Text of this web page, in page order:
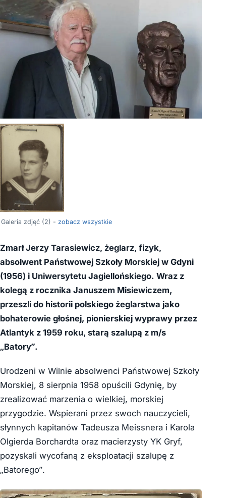
Galeria zdjęć (2) - zobacz wszystkie
Zmarł Jerzy Tarasiewicz, żeglarz, fizyk,
absolwent Państwowej Szkoły Morskiej w Gdyni
(1956) i Uniwersytetu Jagiellońskiego. Wraz z
kolegą z rocznika Januszem Misiewiczem,
przeszli do historii polskiego żeglarstwa jako
bohaterowie głośnej, pionierskiej wyprawy przez
Atlantyk z 1959 roku, starą szalupą z m/s
„Batory”.
Urodzeni w Wilnie absolwenci Państwowej Szkoły
Morskiej, 8 sierpnia 1958 opuścili Gdynię, by
zrealizować marzenia o wielkiej, morskiej
przygodzie. Wspierani przez swoch nauczycieli,
słynnych kapitanów Tadeusza Meissnera i Karola
Olgierda Borchardta oraz macierzysty YK Gryf,
pozyskali wycofaną z eksploatacji szalupę z
„Batorego”.